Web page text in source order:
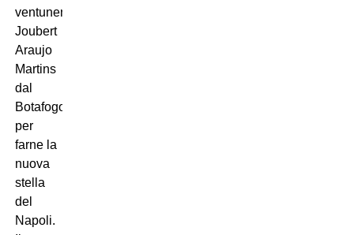
ventunenne
Joubert
Araujo
Martins
dal
Botafogo
per
farne la
nuova
stella
del
Napoli.